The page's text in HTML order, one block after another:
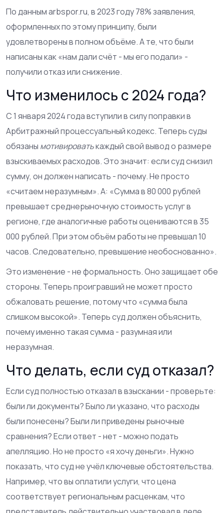
По данным arbspor.ru, в 2023 году 78% заявления,
оформленных по этому принципу, были
удовлетворены в полном объёме. А те, что были
написаны как «нам дали счёт - мы его подали» -
получили отказ или снижение.
Что изменилось с 2024 года?
С 1 января 2024 года вступили в силу поправки в
Арбитражный процессуальный кодекс. Теперь суды
обязаны мотивироватькаждый свой вывод о размере
взыскиваемых расходов. Это значит: если суд снизил
сумму, он должен написать - почему. Не просто
«считаем неразумным». А: «Сумма в 80 000 рублей
превышает среднерыночную стоимость услуг в
регионе, где аналогичные работы оцениваются в 35
000 рублей. При этом объём работы не превышал 10
часов. Следовательно, превышение необоснованно».
Это изменение - не формальность. Оно защищает обе
стороны. Теперь проигравший не может просто
обжаловать решение, потому что «сумма была
слишком высокой». Теперь суд должен объяснить,
почему именно такая сумма - разумная или
неразумная.
Что делать, если суд отказал?
Если суд полностью отказал в взыскании - проверьте:
были ли документы? Было ли указано, что расходы
были понесены? Были ли приведены рыночные
сравнения? Если ответ - нет - можно подать
апелляцию. Но не просто «я хочу деньги». Нужно
показать, что суд не учёл ключевые обстоятельства.
Например, что вы оплатили услуги, что цена
соответствует региональным расценкам, что